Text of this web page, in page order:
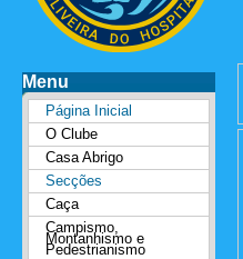
Menu
Página Inicial
O Clube
Casa Abrigo
Secções
Caça
Campismo,
Montanhismo e
Pedestrianismo